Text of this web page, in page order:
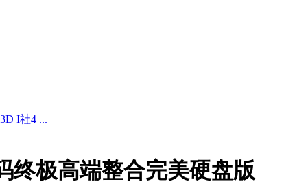
I社4 ...
终极高端整合完美硬盘版